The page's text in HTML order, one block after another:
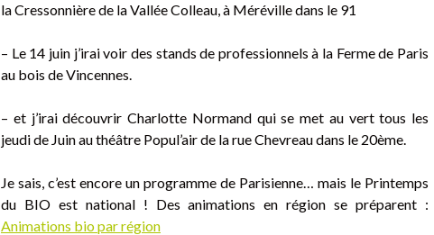
la Cressonnière de la Vallée Colleau, à Méréville dans le 91
– Le 14 juin j’irai voir des stands de professionnels à la Ferme de Paris
au bois de Vincennes.
– et j’irai découvrir Charlotte Normand qui se met au vert tous les
jeudi de Juin au théâtre Popul’air de la rue Chevreau dans le 20ème.
Je sais, c’est encore un programme de Parisienne… mais le Printemps
du BIO est national ! Des animations en région se préparent :
Animations bio par région